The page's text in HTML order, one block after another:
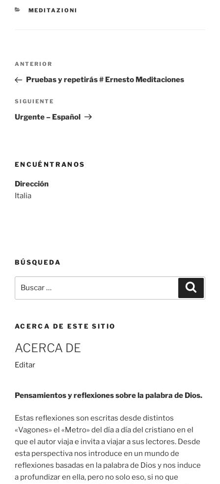
CATEGORÍAS
MEDITAZIONI
Navegación
entradas
Entrada
anterior:
ANTERIOR
Pruebas y repetirás # Ernesto Meditaciones
Siguiente
entrada
SIGUIENTE
Urgente – Español
ENCUÉNTRANOS
Dirección
Italia
BÚSQUEDA
por:
ACERCA DE ESTE SITIO
ACERCA DE
Editar«Acerca
Pensamientos y reflexiones sobre la palabra de Dios.
Estas reflexiones son escritas desde distintos
«Vagones» el «Metro» del día a día del cristiano en el
que el autor viaja e invita a viajar a sus lectores. Desde
esta perspectiva nos introduce en un mundo de
reflexiones basadas en la palabra de Dios y nos induce
a profundizar en ella, pero no solo eso, si no que